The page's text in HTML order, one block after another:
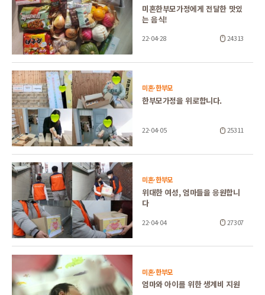
미혼한부모가정에게 전달한 맛있
는 음식!
22-04-28 24313
미혼·한부모
한부모가정을 위로합니다.
22-04-05 25311
미혼·한부모
위대한 여성, 엄마들을 응원합니
다
22-04-04 27307
미혼·한부모
엄마와 아이를 위한 생계비 지원